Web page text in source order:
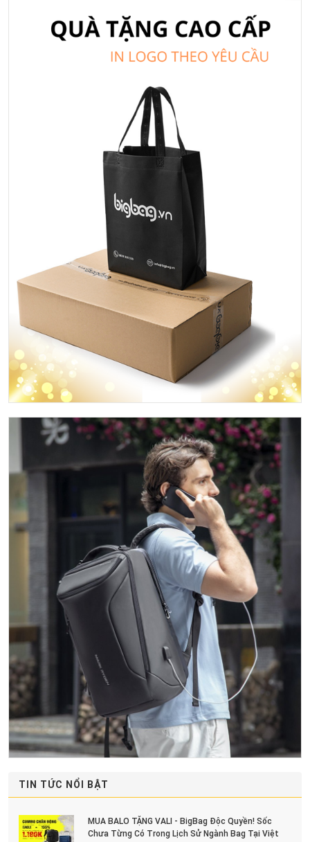
TIN TỨC NỔI BẬT
MUA BALO TẶNG VALI - BigBag Độc Quyền! Sốc
Chưa Từng Có Trong Lịch Sử Ngành Bag Tại Việt